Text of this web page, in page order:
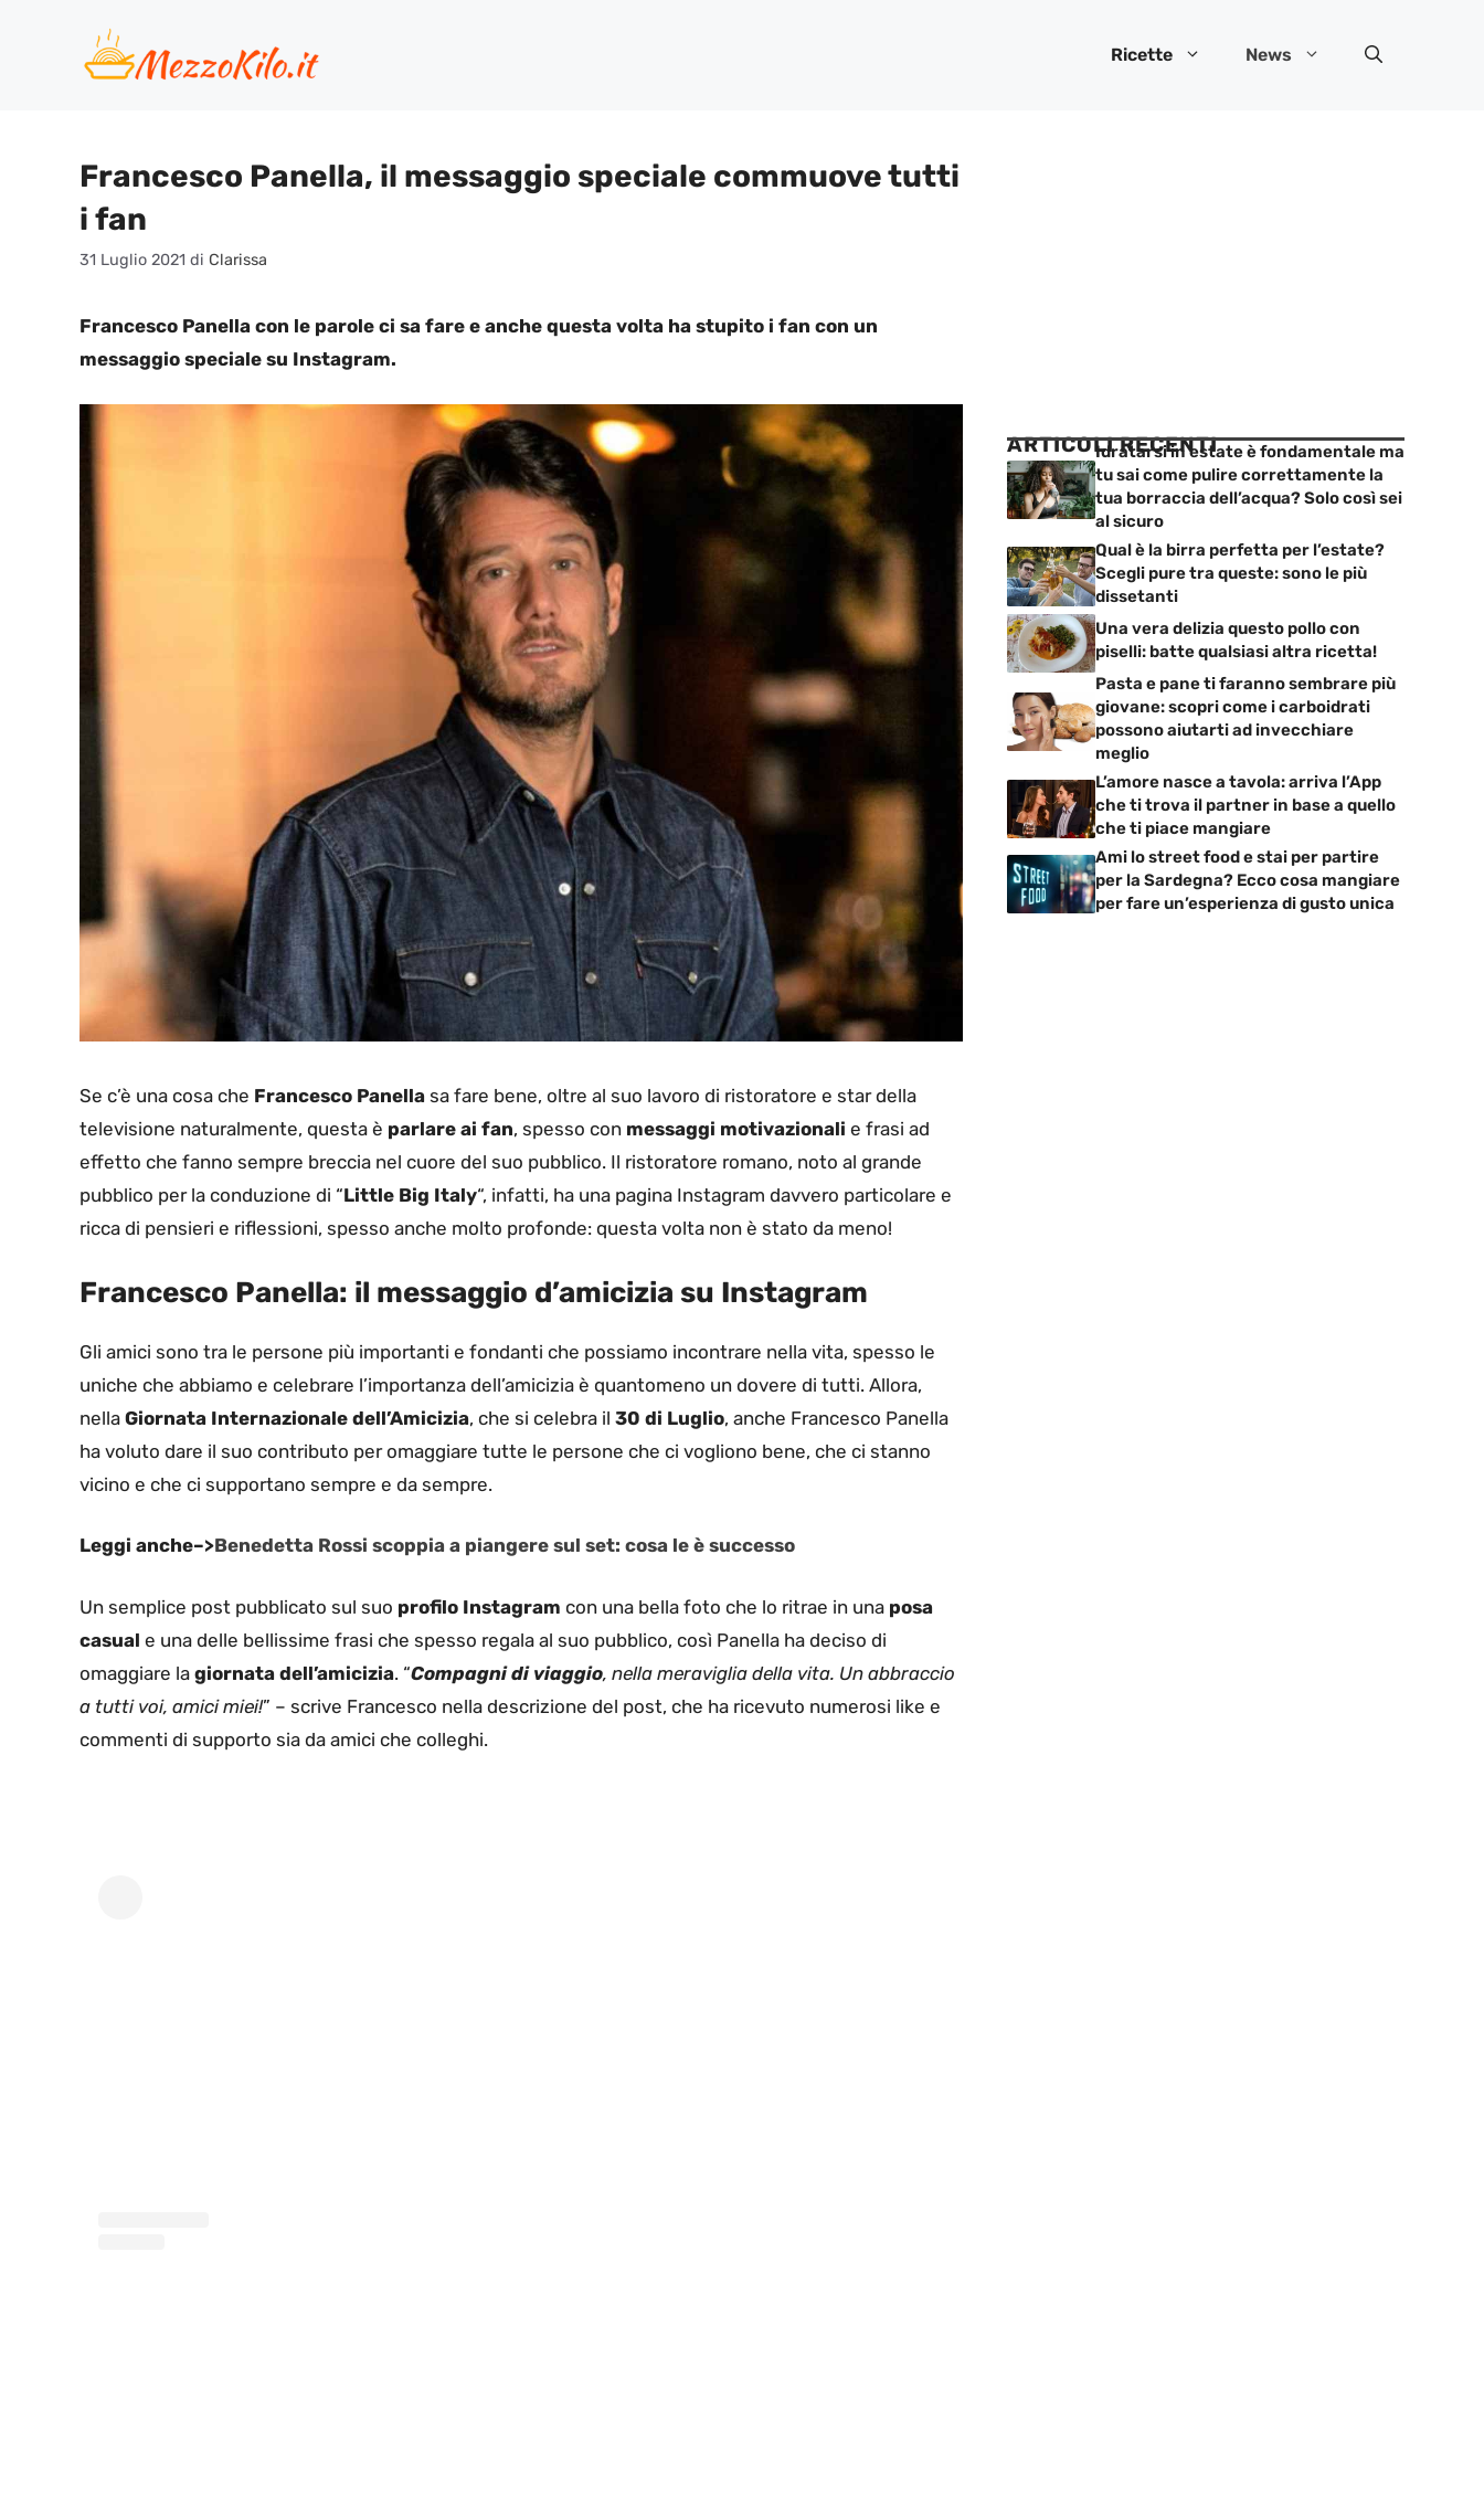
contenuto
Ricette News
Francesco Panella, il messaggio speciale commuove tutti
i fan
31 Luglio 2021 di Clarissa
Francesco Panella con le parole ci sa fare e anche questa volta ha stupito i fan con un
messaggio speciale su Instagram.
Se c’è una cosa che Francesco Panella sa fare bene, oltre al suo lavoro di ristoratore e star della
televisione naturalmente, questa è parlare ai fan, spesso con messaggi motivazionali e frasi ad
effetto che fanno sempre breccia nel cuore del suo pubblico. Il ristoratore romano, noto al grande
pubblico per la conduzione di “Little Big Italy“, infatti, ha una pagina Instagram davvero particolare e
ricca di pensieri e riflessioni, spesso anche molto profonde: questa volta non è stato da meno!
Francesco Panella: il messaggio d’amicizia su Instagram
Gli amici sono tra le persone più importanti e fondanti che possiamo incontrare nella vita, spesso le
uniche che abbiamo e celebrare l’importanza dell’amicizia è quantomeno un dovere di tutti. Allora,
nella Giornata Internazionale dell’Amicizia, che si celebra il 30 di Luglio, anche Francesco Panella
ha voluto dare il suo contributo per omaggiare tutte le persone che ci vogliono bene, che ci stanno
vicino e che ci supportano sempre e da sempre.
Leggi anche–>Benedetta Rossi scoppia a piangere sul set: cosa le è successo
Un semplice post pubblicato sul suo profilo Instagram con una bella foto che lo ritrae in una posa
casual e una delle bellissime frasi che spesso regala al suo pubblico, così Panella ha deciso di
omaggiare la giornata dell’amicizia. “Compagni di viaggio, nella meraviglia della vita. Un abbraccio
a tutti voi, amici miei!” – scrive Francesco nella descrizione del post, che ha ricevuto numerosi like e
commenti di supporto sia da amici che colleghi.
ARTICOLI RECENTI
Idratarsi in estate è fondamentale ma
tu sai come pulire correttamente la
tua borraccia dell’acqua? Solo così sei
al sicuro
Qual è la birra perfetta per l’estate?
Scegli pure tra queste: sono le più
dissetanti
Una vera delizia questo pollo con
piselli: batte qualsiasi altra ricetta!
Pasta e pane ti faranno sembrare più
giovane: scopri come i carboidrati
possono aiutarti ad invecchiare
meglio
L’amore nasce a tavola: arriva l’App
che ti trova il partner in base a quello
che ti piace mangiare
Ami lo street food e stai per partire
per la Sardegna? Ecco cosa mangiare
per fare un’esperienza di gusto unica